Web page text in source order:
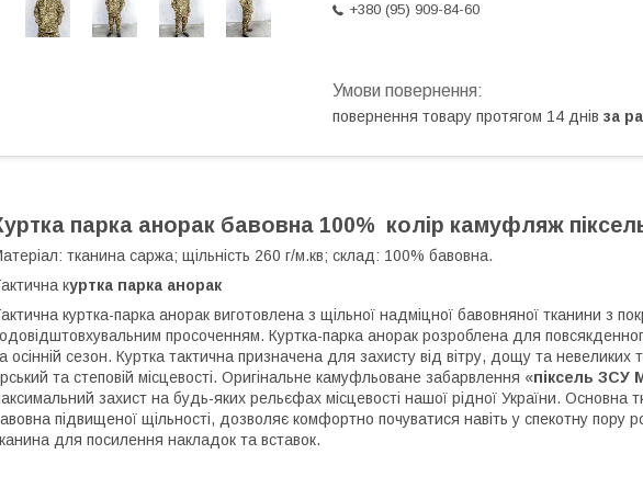
+380 (95) 909-84-60
повернення товару протягом 14 днів за
парка анорак бавовна 100% колір камуфляж
тканина саржа; щільність 260 г/м.кв; склад: 100% бавовна.
куртка парка анорак
куртка-парка анорак виготовлена з щільної надміцної бавовняної тканини з
просоченням. Куртка-парка анорак розроблена для
осінній сезон. Куртка тактична призначена для захисту від вітру, дощу та невеликих
та степовій місцевості. Оригінальне камуфльоване забарвлення «піксель ЗСУ
захист на будь-яких рельєфах місцевості нашої рідної України. Основна
підвищеної щільності, дозволяє комфортно почуватися навіть у спекотну пору
для посилення накладок та вставок.